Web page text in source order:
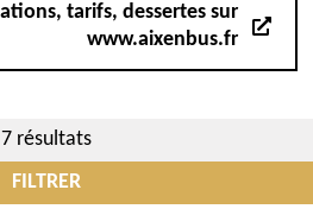
tarifs, dessertes sur
www.aixenbus.fr
7 résultats
FILTRER